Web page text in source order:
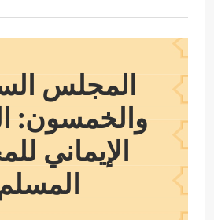
المجلس
والخمسون:
الإيماني